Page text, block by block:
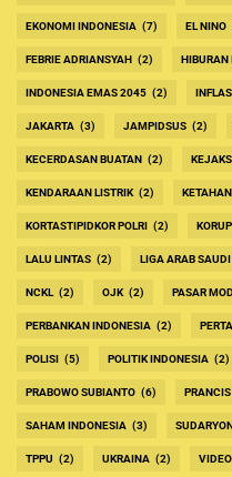
EKONOMI INDONESIA (7) EL NINO
FEBRIE ADRIANSYAH (2) HIBURAN
INDONESIA EMAS 2045 (2)
JAKARTA (3) JAMPIDSUS (2)
KECERDASAN BUATAN (2)
KENDARAAN LISTRIK (2)
KORTASTIPIDKOR POLRI (2)
LALU LINTAS (2) LIGA ARAB SAUDI
NCKL (2) OJK (2) PASAR
PERBANKAN INDONESIA (2)
POLISI (5) POLITIK INDONESIA (2)
PRABOWO SUBIANTO (6) PRANCIS
SAHAM INDONESIA (3)
TPPU (2) UKRAINA (2)